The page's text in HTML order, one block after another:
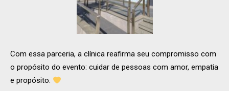
Com essa parceria, a clínica reafirma seu compromisso com
o propósito do evento: cuidar de pessoas com amor, empatia
e propósito.